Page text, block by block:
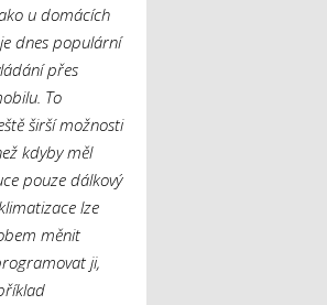
u domácích
dnes populární
přes
To
širší možnosti
kdyby měl
pouze dálkový
lze
měnit
ji,